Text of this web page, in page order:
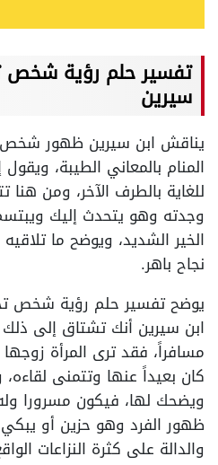
تفسير حلم رؤية شخص
سيرين
يناقش ابن سيرين ظهور شخص
المنام بالمعاني الطيبة،
للغاية بالطرف الآخر، ومن هنا
وجدته وهو يتحدث إليك
الخير الشديد، ويوضح ما
نجاح باهر.
يوضح تفسير حلم رؤية شخص
ابن سيرين أنك تشتاق إلى
مسافراً، فقد ترى المرأة
كان بعيداً عنها وتتمنى
ويضحك لها، فيكون مسرورا
ظهور الفرد وهو حزين أو يبكي
والدالة على كثرة النزاعات